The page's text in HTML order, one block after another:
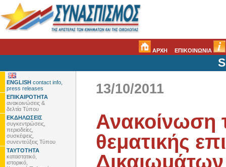
ΑΡΧΗ ΕΠΙΚΟΙΝΩΝΙΑ
ENGLISH contact info,
press releases
ΕΠΙΚΑΙΡΟΤΗΤΑ
ανακοινώσεις &
δελτία Τύπου
ΕΚΔΗΛΩΣΕΙΣ
συγκεντρώσεις,
περιοδείες,
συσκέψεις,
συνεντεύξεις Τύπου
ΤΑΥΤΟΤΗΤΑ
καταστατικό,
ιστορικό,
13/10/2011
Ανακοίνωση
θεματικής